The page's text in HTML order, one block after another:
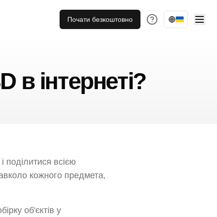
Почати безкоштовно
в інтернеті?
поділитися всією
кожного предмета,
об'єктів у